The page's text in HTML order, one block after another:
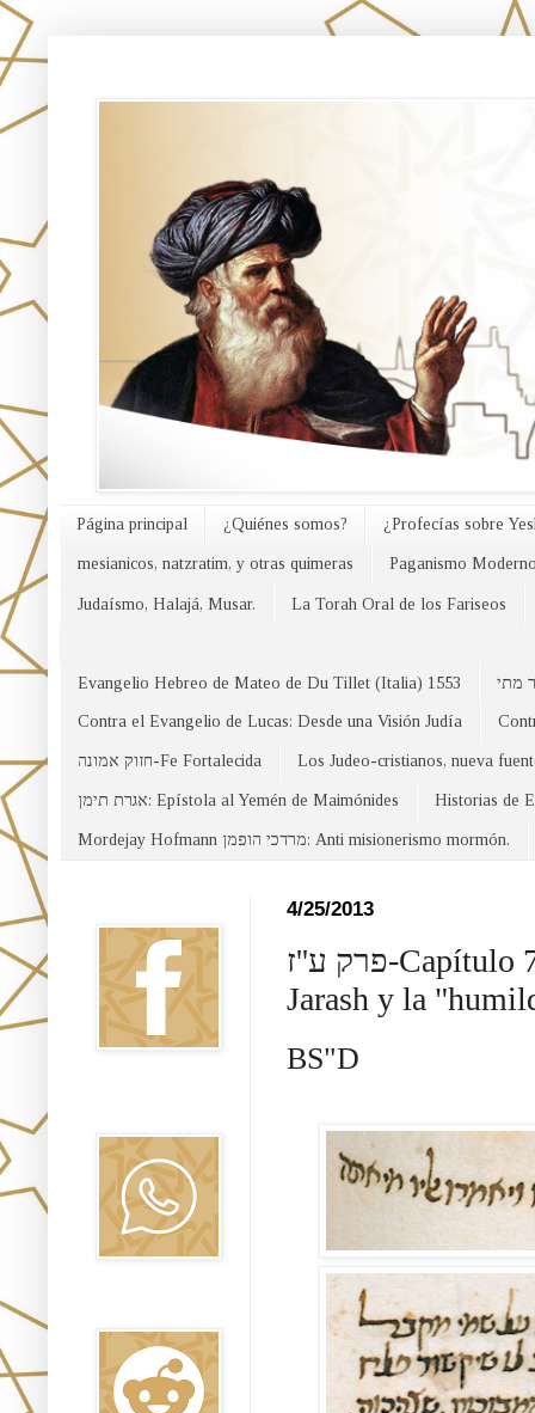
Página principal ¿Quiénes somos? ¿Profecías sobre
mesianicos, natzratim, y otras quimeras Paganismo
Judaísmo, Halajá, Musar. La Torah Oral de los Fariseos
Evangelio Hebreo de Mateo de Du Tillet (Italia) 1553
Contra el Evangelio de Lucas: Desde una Visión Judía
חזוק אמונה-Fe Fortalecida Los Judeo-cristianos, nueva
אגרת תימן: Epístola al Yemén de Maimónides Historias de
Mordejay Hofmann מרדכי הופמן: Anti misionerismo mormón.
4/25/2013
פרק ע''ז-Capítulo 77 el plagio de "San" Mateo al R' Matya ben
Jarash y la
BS"D